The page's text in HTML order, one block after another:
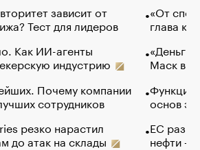
зависит от
Тест для лидеров
Как ИИ-агенты
индустрию
Почему компании
сотрудников
резко нарастил
до атак на склады
«От
глава
«Деньги
Маск в
Функции
основ
ЕС
нефти —